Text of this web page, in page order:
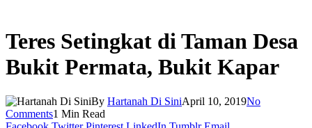
Teres Setingkat di Taman Desa
Bukit Permata, Bukit Kapar
By Hartanah Di SiniApril 10, 2019No
Comments1 Min Read